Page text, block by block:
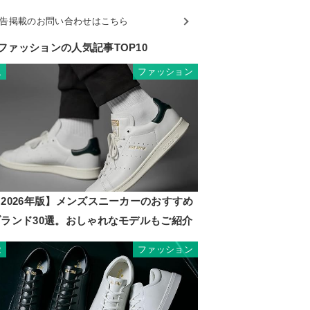
掲載のお問い合わせはこちら
ァッションの人気記事TOP10
ファッション
年版】メンズスニーカーのおすすめ
ンド30選。おしゃれなモデルもご紹介
ファッション